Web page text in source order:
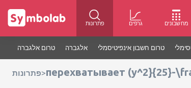
פתרונות גרפים מחשבונים
טרום אלגברה אלגברה טרום חשבון אינפיטיסמלי
פתרונות>перехватывает (y^2}{25}-